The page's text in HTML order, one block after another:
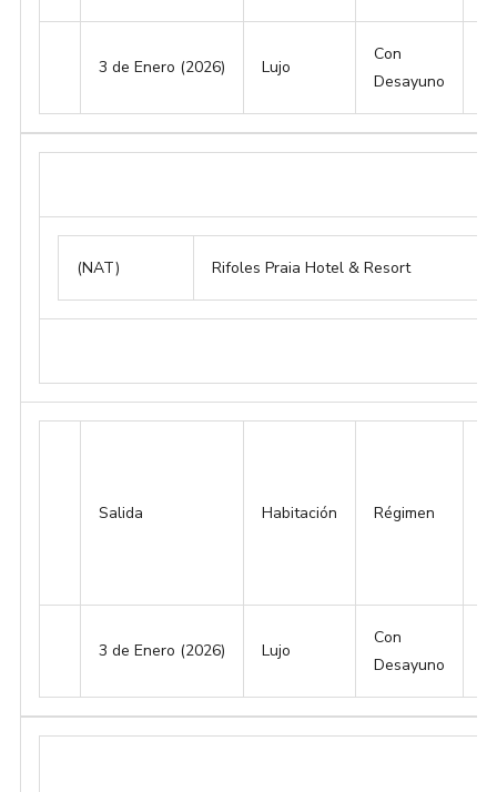
3 de Enero (2026) Lujo
Con
Desayuno
(NAT) Rifoles Praia Hotel & Resort
Salida Habitación Régimen
3 de Enero (2026) Lujo
Con
Desayuno